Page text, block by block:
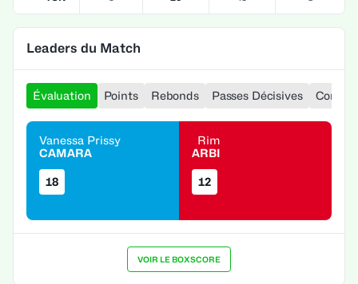
Leaders du Match
Évaluation Points Rebonds Passes Décisives Contres
Vanessa Prissy
CAMARA
18
Rim
ARBI
12
VOIR LE BOXSCORE